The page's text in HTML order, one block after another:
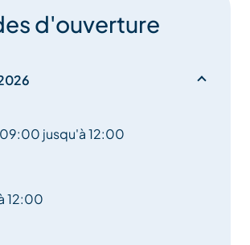
d'ouverture
jusqu'à 12:00
12:00